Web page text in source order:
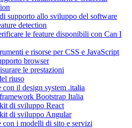
supporto allo sviluppo del software
detection
le feature disponibili con Can I
e risorse per CSS e JavaScript
browser
le prestazioni
riuso
il design system .italia
Bootstrap Italia
di sviluppo React
di sviluppo Angular
con i modelli di sito e servizi